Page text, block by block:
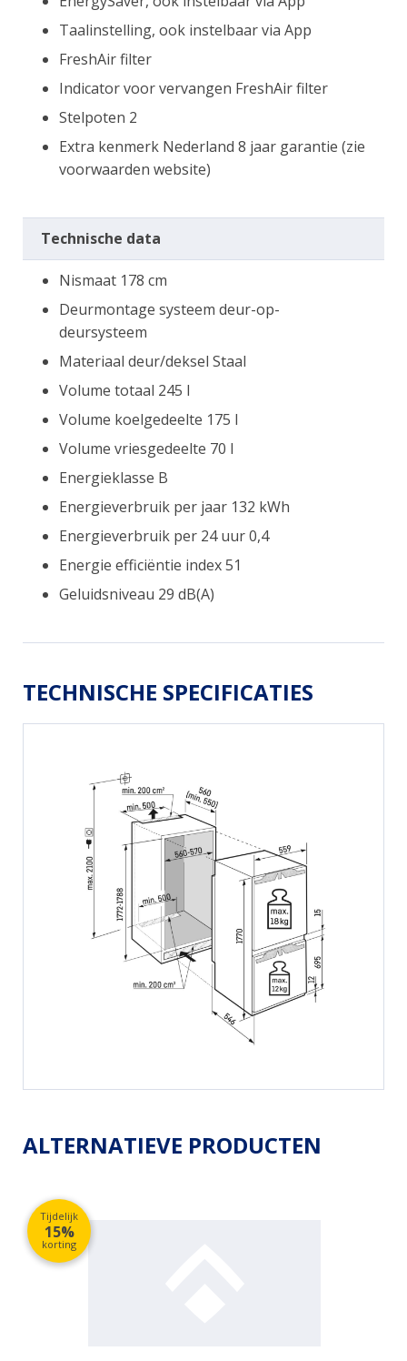
Taalinstelling, ook instelbaar via App
FreshAir filter
Indicator voor vervangen FreshAir filter
Stelpoten 2
Extra kenmerk Nederland 8 jaar garantie (zie
voorwaarden website)
Technische data
Nismaat 178 cm
Deurmontage systeem deur-op-
deursysteem
Materiaal deur/deksel Staal
Volume totaal 245 l
Volume koelgedeelte 175 l
Volume vriesgedeelte 70 l
Energieklasse B
Energieverbruik per jaar 132 kWh
Energieverbruik per 24 uur 0,4
Energie efficiëntie index 51
Geluidsniveau 29 dB(A)
TECHNISCHE SPECIFICATIES
ALTERNATIEVE PRODUCTEN
Tijdelijk
15%
korting